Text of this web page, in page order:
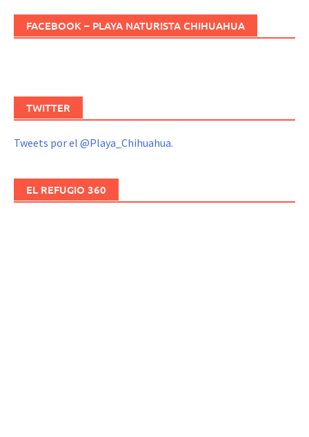
FACEBOOK – PLAYA NATURISTA CHIHUAHUA
TWITTER
Tweets por el @Playa_Chihuahua.
EL REFUGIO 360